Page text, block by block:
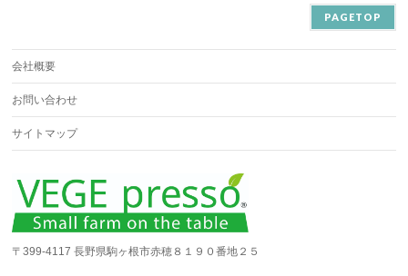
PAGETOP
会社概要
お問い合わせ
サイトマップ
〒399-4117 長野県駒ヶ根市赤穂８１９０番地２５